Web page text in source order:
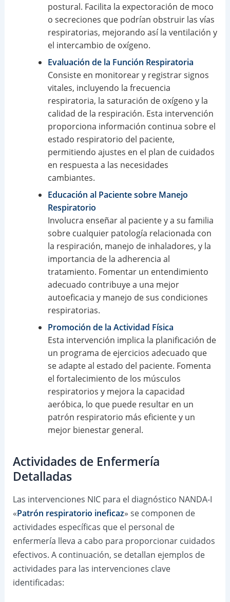
postural. Facilita la expectoración de moco
o secreciones que podrían obstruir las vías
respiratorias, mejorando así la ventilación y
el intercambio de oxígeno.
Evaluación de la Función Respiratoria
Consiste en monitorear y registrar signos
vitales, incluyendo la frecuencia
respiratoria, la saturación de oxígeno y la
calidad de la respiración. Esta intervención
proporciona información continua sobre el
estado respiratorio del paciente,
permitiendo ajustes en el plan de cuidados
en respuesta a las necesidades
cambiantes.
Educación al Paciente sobre Manejo
Respiratorio
Involucra enseñar al paciente y a su familia
sobre cualquier patología relacionada con
la respiración, manejo de inhaladores, y la
importancia de la adherencia al
tratamiento. Fomentar un entendimiento
adecuado contribuye a una mejor
autoeficacia y manejo de sus condiciones
respiratorias.
Promoción de la Actividad Física
Esta intervención implica la planificación de
un programa de ejercicios adecuado que
se adapte al estado del paciente. Fomenta
el fortalecimiento de los músculos
respiratorios y mejora la capacidad
aeróbica, lo que puede resultar en un
patrón respiratorio más eficiente y un
mejor bienestar general.
Actividades de Enfermería
Detalladas
Las intervenciones NIC para el diagnóstico NANDA-I
«Patrón respiratorio ineficaz» se componen de
actividades específicas que el personal de
enfermería lleva a cabo para proporcionar cuidados
efectivos. A continuación, se detallan ejemplos de
actividades para las intervenciones clave
identificadas: